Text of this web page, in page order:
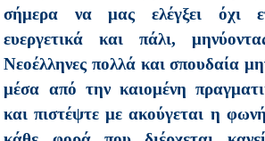
σήμερα να μας ελέγξει όχι
ευεργετικά και πάλι,
Νεοέλληνες πολλά και σπουδαία
μέσα από την καιομένη
και πιστέψτε με ακούγεται η